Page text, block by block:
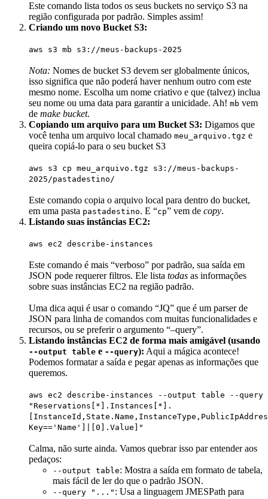
Este comando lista todos os seus buckets no serviço S3 na
região configurada por padrão. Simples assim!
Criando um novo Bucket S3:
aws s3 mb s3://meus-backups-2025
Nota: Nomes de bucket S3 devem ser globalmente únicos,
isso significa que não poderá haver nenhum outro com este
mesmo nome. Escolha um nome criativo e que (talvez) inclua
seu nome ou uma data para garantir a unicidade. Ah! mb vem
de make bucket.
Copiando um arquivo para um Bucket S3: Digamos que
você tenha um arquivo local chamado meu_arquivo.tgz e
queira copiá-lo para o seu bucket S3
aws s3 cp meu_arquivo.tgz s3://meus-backups-
2025/pastadestino/
Este comando copia o arquivo local para dentro do bucket,
em uma pasta pastadestino. E “cp” vem de copy.
Listando suas instâncias EC2:
aws ec2 describe-instances
Este comando é mais “verboso” por padrão, sua saída em
JSON pode requerer filtros. Ele lista todas as informações
sobre suas instâncias EC2 na região padrão.
Uma dica aqui é usar o comando “JQ” que é um parser de
JSON para linha de comandos com muitas funcionalidades e
recursos, ou se preferir o argumento “–query”.
Listando instâncias EC2 de forma mais amigável (usando
--output table e --query): Aqui a mágica acontece!
Podemos formatar a saída e pegar apenas as informações que
queremos.
aws ec2 describe-instances --output table --query
"Reservations[*].Instances[*].
Key=='Name']|[0].Value]"
Calma, não surte ainda. Vamos quebrar isso par entender aos
pedaços:
--output table: Mostra a saída em formato de tabela,
mais fácil de ler do que o padrão JSON.
--query "..." : Usa a linguagem JMESPath para